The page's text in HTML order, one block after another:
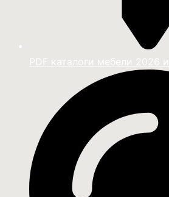
PDF каталоги мебели 2026